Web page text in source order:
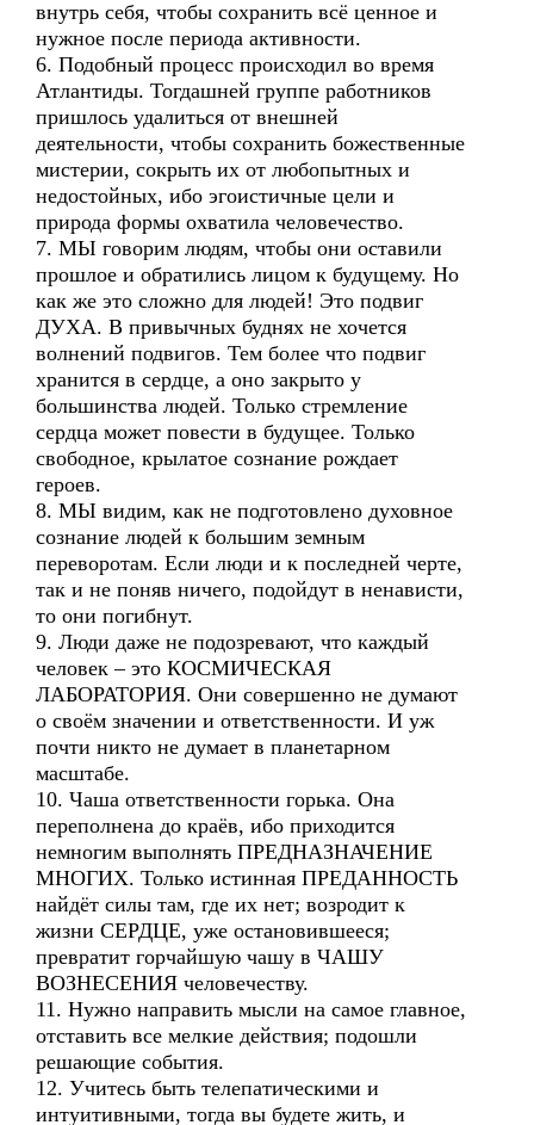
внутрь себя, чтобы сохранить всё ценное и
нужное после периода активности.
6. Подобный процесс происходил во время
Атлантиды. Тогдашней группе работников
пришлось удалиться от внешней
деятельности, чтобы сохранить божественные
мистерии, сокрыть их от любопытных и
недостойных, ибо эгоистичные цели и
природа формы охватила человечество.
7. МЫ говорим людям, чтобы они оставили
прошлое и обратились лицом к будущему. Но
как же это сложно для людей! Это подвиг
ДУХА. В привычных буднях не хочется
волнений подвигов. Тем более что подвиг
хранится в сердце, а оно закрыто у
большинства людей. Только стремление
сердца может повести в будущее. Только
свободное, крылатое сознание рождает
героев.
8. МЫ видим, как не подготовлено духовное
сознание людей к большим земным
переворотам. Если люди и к последней черте,
так и не поняв ничего, подойдут в ненависти,
то они погибнут.
9. Люди даже не подозревают, что каждый
человек – это КОСМИЧЕСКАЯ
ЛАБОРАТОРИЯ. Они совершенно не думают
о своём значении и ответственности. И уж
почти никто не думает в планетарном
масштабе.
10. Чаша ответственности горька. Она
переполнена до краёв, ибо приходится
немногим выполнять ПРЕДНАЗНАЧЕНИЕ
МНОГИХ. Только истинная ПРЕДАННОСТЬ
найдёт силы там, где их нет; возродит к
жизни СЕРДЦЕ, уже остановившееся;
превратит горчайшую чашу в ЧАШУ
ВОЗНЕСЕНИЯ человечеству.
11. Нужно направить мысли на самое главное,
отставить все мелкие действия; подошли
решающие события.
12. Учитесь быть телепатическими и
интуитивными, тогда вы будете жить, и